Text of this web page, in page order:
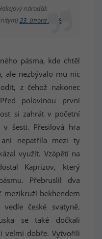
nároďák
23. února 2018
pásma, kde chtěl
ale nezbývalo mu nic
z čehož nakonec
polovinou první
si zahrát v početní
šesti. Přesilová hra
nepatřila mezi ty
využít. Vzápětí na
Kaprizov, který
Přebruslil dva
mezikruží bekhendem
české svatyně.
se také dočkali
velmi dobře. Vytvořili